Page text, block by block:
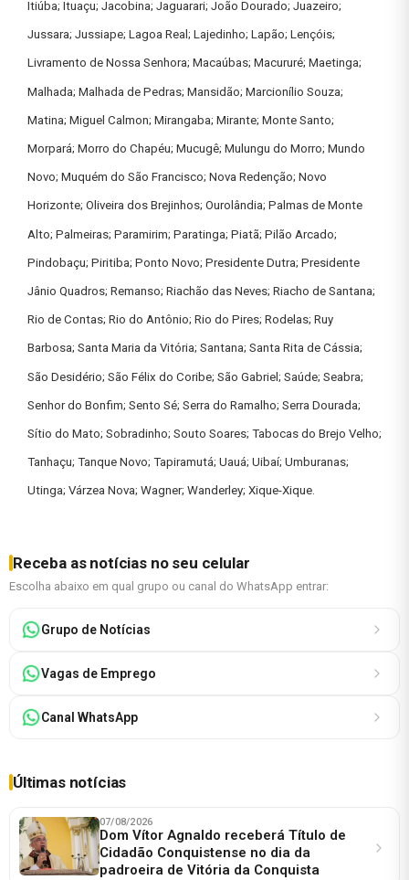
Itiúba; Ituaçu; Jacobina; Jaguarari; João Dourado; Juazeiro;
Jussara; Jussiape; Lagoa Real; Lajedinho; Lapão; Lençóis;
Livramento de Nossa Senhora; Macaúbas; Macururé; Maetinga;
Malhada; Malhada de Pedras; Mansidão; Marcionílio Souza;
Matina; Miguel Calmon; Mirangaba; Mirante; Monte Santo;
Morpará; Morro do Chapéu; Mucugê; Mulungu do Morro; Mundo
Novo; Muquém do São Francisco; Nova Redenção; Novo
Horizonte; Oliveira dos Brejinhos; Ourolândia; Palmas de Monte
Alto; Palmeiras; Paramirim; Paratinga; Piatã; Pilão Arcado;
Pindobaçu; Piritiba; Ponto Novo; Presidente Dutra; Presidente
Jânio Quadros; Remanso; Riachão das Neves; Riacho de Santana;
Rio de Contas; Rio do Antônio; Rio do Pires; Rodelas; Ruy
Barbosa; Santa Maria da Vitória; Santana; Santa Rita de Cássia;
São Desidério; São Félix do Coribe; São Gabriel; Saúde; Seabra;
Senhor do Bonfim; Sento Sé; Serra do Ramalho; Serra Dourada;
Sítio do Mato; Sobradinho; Souto Soares; Tabocas do Brejo Velho;
Tanhaçu; Tanque Novo; Tapiramutá; Uauá; Uibaí; Umburanas;
Utinga; Várzea Nova; Wagner; Wanderley; Xique-Xique.
Receba as notícias no seu celular
Escolha abaixo em qual grupo ou canal do WhatsApp entrar:
Grupo de Notícias
Vagas de Emprego
Canal WhatsApp
Últimas notícias
07/08/2026
Dom Vítor Agnaldo receberá Título de
Cidadão Conquistense no dia da
padroeira de Vitória da Conquista